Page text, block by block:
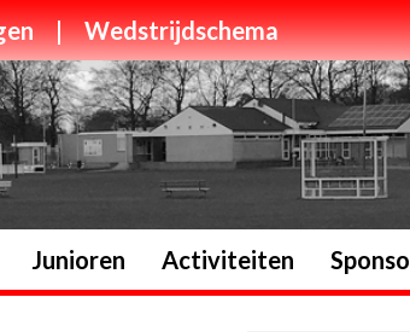
| Wedstrijdschema
Junioren Activiteiten